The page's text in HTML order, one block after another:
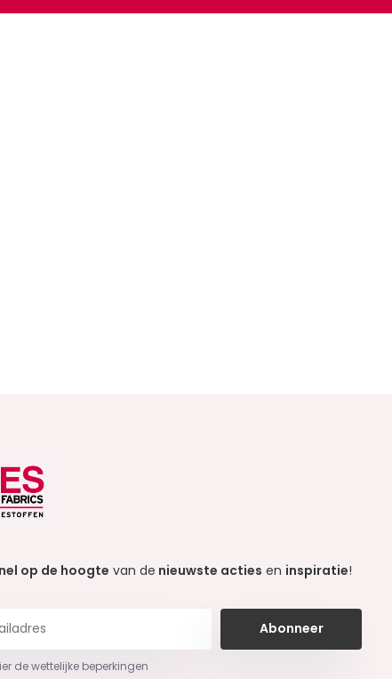
op de hoogte van de nieuwste acties en inspiratie!
Abonneer
de wettelijke beperkingen